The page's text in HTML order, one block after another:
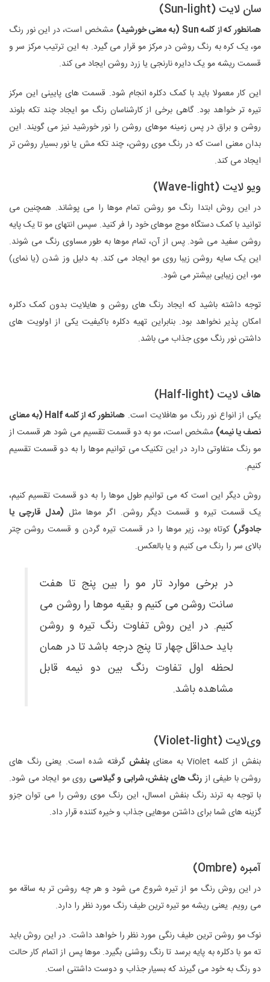
سان‌ لایت (Sun-light)
همانطور که از کلمه Sun (به معنی خورشید)
مشخص است، در این نور رنگ
مو، یک کره به رنگ روشن در مرکز مو قرار می گیرد. به این ترتیب مرکز سر و
قسمت ریشه مو یک دایره نارنجی یا زرد روشن ایجاد می کند.
این کار معمولا باید با کمک دکلره انجام شود. قسمت های پایینی این مرکز
تیره تر خواهد بود. گاهی برخی از کارشناسان رنگ مو ایجاد چند تکه بلوند
روشن و براق در پس زمینه موهای روشن را نور خورشید نیز می گویند. این
بدان معنی است که در رنگ موی روشن، چند تکه مش یا نور بسیار روشن تر
ایجاد می کند.
ویو‌ لایت (Wave-light)
در این روش ابتدا رنگ مو روشن تمام موها را می پوشاند. همچنین می
توانید با کمک دستگاه موج موهای خود را فر کنید. سپس انتهای مو تا یک پایه
روشن سفید می شود. پس از آن، تمام موها به طور مساوی رنگ می شوند.
این یک سایه روشن زیبا روی مو ایجاد می کند. به دلیل وز شدن (یا نمای)
مو، این زیبایی بیشتر می شود.
توجه داشته باشید که ایجاد رنگ های روشن و هایلایت بدون کمک دکلره
امکان پذیر نخواهد بود. بنابراین تهیه دکلره باکیفیت یکی از اولویت های
داشتن نور رنگ موی جذاب می باشد.
هاف‌ لایت (Half-light)
یکی از انواع نور رنگ مو هافلایت است.
همانطور که از کلمه Half (به معنای
نصف یا نیمه) مشخص است، مو به دو قسمت تقسیم می شود هر قسمت از
مو رنگ متفاوتی دارد در این تکنیک می توانیم موها را به دو قسمت تقسیم
کنیم.
روش دیگر این است که می توانیم طول موها را به دو قسمت تقسیم کنیم،
یک قسمت تیره و قسمت دیگر روشن. اگر موها مثل (مدل قارچی یا
جادوگر) کوتاه بود، زیر موها را در قسمت تیره گردن و قسمت روشن چتر
بالای سر را رنگ می کنیم و یا بالعکس.
در برخی موارد تار مو را بین پنج تا هفت
سانت روشن می کنیم و بقیه موها را روشن می
کنیم. در این روش تفاوت رنگ تیره و روشن
باید حداقل چهار تا پنج درجه باشد تا در همان
لحظه اول تفاوت رنگ بین دو نیمه قابل
مشاهده باشد.
وی‌لایت (Violet-light)
بنفش از کلمه Violet به معنای بنفش گرفته شده است. یعنی رنگ های
روشن با طیفی ازرنگ های بنفش، شرابی و گیلاسی روی مو ایجاد می شود.
با توجه به ترند رنگ بنفش امسال، این رنگ موی روشن را می توان جزو
گزینه های شما برای داشتن موهایی جذاب و خیره کننده قرار داد.
آمبره (Ombre)
در این روش رنگ مو از تیره شروع می شود و هر چه روشن تر به ساقه مو
می رویم. یعنی ریشه مو تیره ترین طیف رنگ مورد نظر را دارد.
نوک مو روشن ترین طیف رنگی مورد نظر را خواهد داشت. در این روش باید
ته مو با دکلره به پایه برسد تا رنگ روشنی بگیرد. موها پس از اتمام کار حالت
دو رنگ به خود می گیرند که بسیار جذاب و دوست داشتنی است.